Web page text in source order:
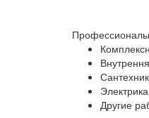
Электрика
Другие